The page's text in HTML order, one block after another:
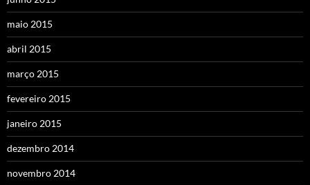
maio 2015
abril 2015
março 2015
fevereiro 2015
janeiro 2015
dezembro 2014
novembro 2014